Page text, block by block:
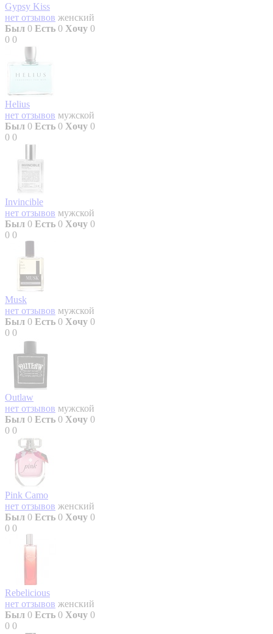
Gypsy Kiss
нет отзывов женский
Был 0 Есть 0 Хочу 0
0 0
Helius
нет отзывов мужской
Был 0 Есть 0 Хочу 0
0 0
Invincible
нет отзывов мужской
Был 0 Есть 0 Хочу 0
0 0
Musk
нет отзывов мужской
Был 0 Есть 0 Хочу 0
0 0
Outlaw
нет отзывов мужской
Был 0 Есть 0 Хочу 0
0 0
Pink Camo
нет отзывов женский
Был 0 Есть 0 Хочу 0
0 0
Rebelicious
нет отзывов женский
Был 0 Есть 0 Хочу 0
0 0